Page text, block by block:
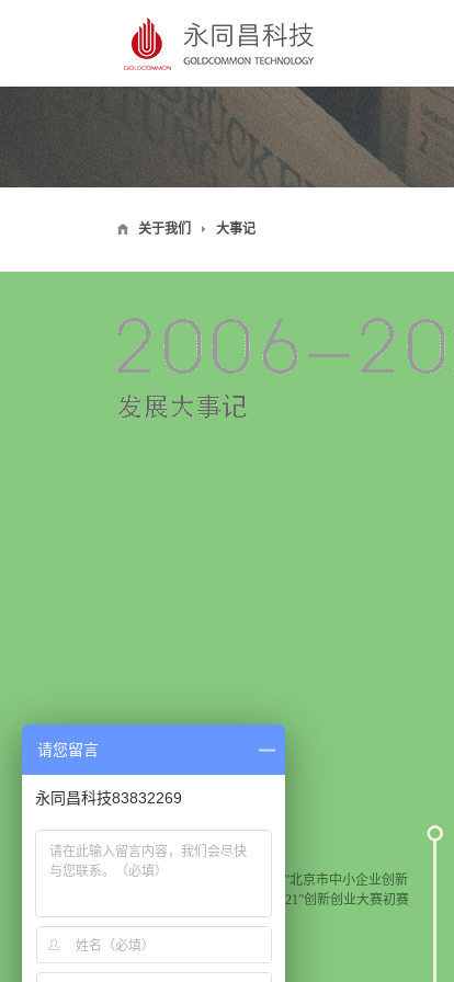
关于我们 大事记
6月，获“2021“创客中国”北京市中小企业创新
创业大赛暨“创客北京2021”创新创业大赛初赛
承办单位”称号
2021
请您留言
永同昌科技83832269